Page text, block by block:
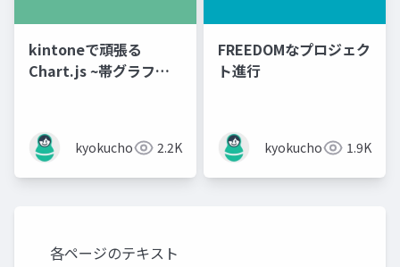
kintoneで頑張る
Chart.js ~帯グラフを
kyokucho19892.2K
FREEDOMなプロジェク
ト進行
kyokucho19891.9K
各ページのテキスト